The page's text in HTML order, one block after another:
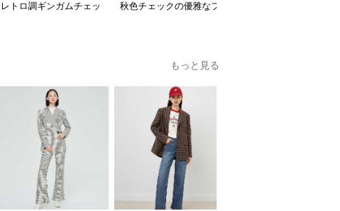
レトロ調ギンガムチェッ
秋色チェックの優雅なフ
もっと見る